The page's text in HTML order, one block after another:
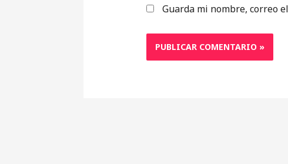
Guarda mi nombre, correo